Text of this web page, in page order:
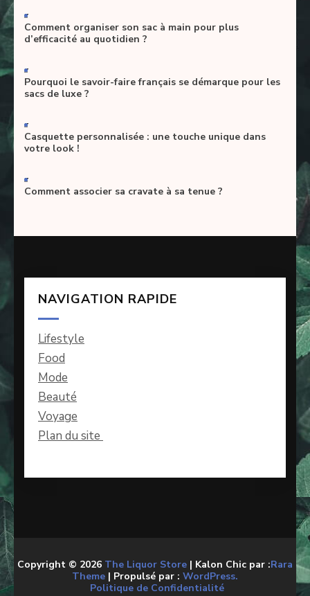
-
Comment organiser son sac à main pour plus
d’efficacité au quotidien ?
-
Pourquoi le savoir-faire français se démarque pour les
sacs de luxe ?
-
Casquette personnalisée : une touche unique dans
votre look !
-
Comment associer sa cravate à sa tenue ?
NAVIGATION RAPIDE
Lifestyle
Food
Mode
Beauté
Voyage
Plan du site
Copyright © 2026 The Liquor Store | Kalon Chic par :Rara
Theme | Propulsé par : WordPress.
Politique de Confidentialité